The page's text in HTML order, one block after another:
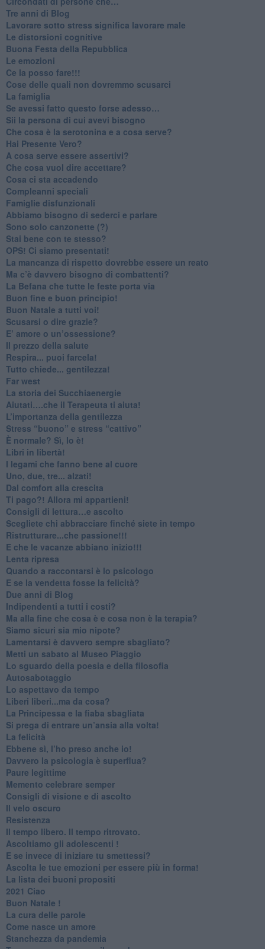
​Tre anni di Blog
​Lavorare sotto stress significa lavorare male
​Le distorsioni cognitive
​Buona Festa della Repubblica
Le emozioni
​Ce la posso fare!!!
​Cose delle quali non dovremmo scusarci
​La famiglia
​Se avessi fatto questo forse adesso…
​Sii la persona di cui avevi bisogno
Che cosa è la serotonina e a cosa serve?
​Hai Presente Vero?
A cosa serve essere assertivi?
​Che cosa vuol dire accettare?
​Cosa ci sta accadendo
​Compleanni speciali
​Famiglie disfunzionali
​Abbiamo bisogno di sederci e parlare
Sono solo canzonette (?)
​Stai bene con te stesso?
​OPS! Ci siamo presentati!
​La mancanza di rispetto dovrebbe essere un reato
​Ma c’è davvero bisogno di combattenti?
​La Befana che tutte le feste porta via
Buon fine e buon principio!
​Buon Natale a tutti voi!
​Scusarsi o dire grazie?
​E’ amore o un’ossessione?
​Il prezzo della salute
​Respira... puoi farcela!
​Tutto chiede... gentilezza!
​Far west
​La storia dei Succhiaenergie
​Aiutati….che il Terapeuta ti aiuta!
​L’importanza della gentilezza
​Stress “buono” e stress “cattivo”
​È normale? Sì, lo è!
​Libri in libertà!
​I legami che fanno bene al cuore
Uno, due, tre... alzati!​
​Dal comfort alla crescita
​Ti pago?! Allora mi appartieni!​
​Consigli di lettura…e ascolto
​Scegliete chi abbracciare finché siete in tempo
​Ristrutturare...che passione!!!
​E che le vacanze abbiano inizio!!!
​Lenta ripresa
​Quando a raccontarsi è lo psicologo
​E se la vendetta fosse la felicità?
​Due anni di Blog
​Indipendenti a tutti i costi?
​Ma alla fine che cosa è e cosa non è la terapia?
​Siamo sicuri sia mio nipote?
​Lamentarsi è davvero sempre sbagliato?
​Metti un sabato al Museo Piaggio
​Lo sguardo della poesia e della filosofia
Autosabotaggio
​Lo aspettavo da tempo
​Liberi liberi...ma da cosa?
​La Principessa e la fiaba sbagliata
Si prega di entrare un’ansia alla volta!
​La felicità
​Ebbene sì, l’ho preso anche io!
​Davvero la psicologia è superflua?
Paure legittime
​Memento celebrare semper
​Consigli di visione e di ascolto
​Il velo oscuro
Resistenza
​Il tempo libero. Il tempo ritrovato.
Ascoltiamo gli adolescenti !
​E se invece di iniziare tu smettessi?
​Ascolta le tue emozioni per essere più in forma!
​La lista dei buoni propositi
2021 Ciao
Buon Natale !
​La cura delle parole
​Come nasce un amore
Stanchezza da pandemia